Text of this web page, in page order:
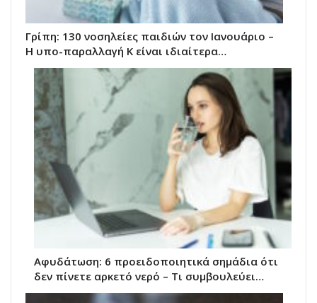
Γρίπη: 130 νοσηλείες παιδιών τον Ιανουάριο –
Η υπο-παραλλαγή Κ είναι ιδιαίτερα…
Αφυδάτωση: 6 προειδοποιητικά σημάδια ότι
δεν πίνετε αρκετό νερό – Τι συμβουλεύει…